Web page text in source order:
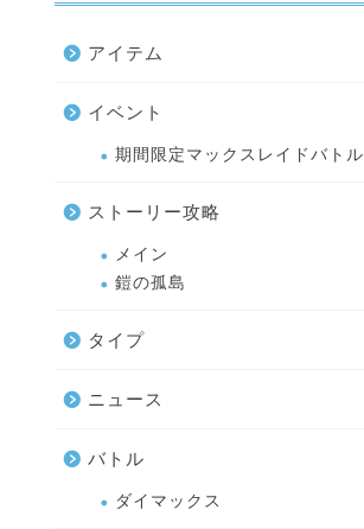
アイテム
イベント
期間限定マックスレイドバトル
ストーリー攻略
メイン
鎧の孤島
タイプ
ニュース
バトル
ダイマックス